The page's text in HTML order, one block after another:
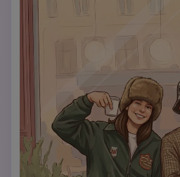
atmosferik. Estetika ilustrasi
nuansa seni mode modern,
minimalis namun